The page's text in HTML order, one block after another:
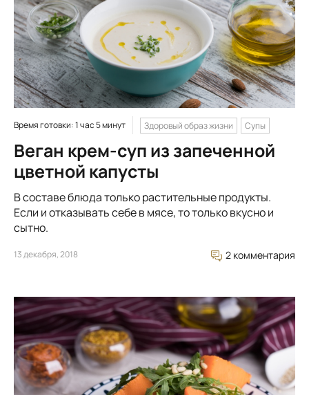
Время готовки: 1 час 5 минут Здоровый образ жизни Супы
Веган крем-суп из запеченной
цветной капусты
В составе блюда только растительные продукты.
Если и отказывать себе в мясе, то только вкусно и
сытно.
13 декабря, 2018 2 комментария